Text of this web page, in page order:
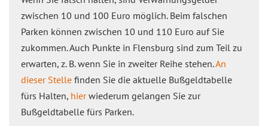
zwischen 10 und 100 Euro möglich. Beim falschen
Parken können zwischen 10 und 110 Euro auf Sie
zukommen. Auch Punkte in Flensburg sind zum Teil zu
erwarten, z. B. wenn Sie in zweiter Reihe stehen.An
dieser Stelle finden Sie die aktuelle Bußgeldtabelle
fürs Halten, hierwiederum gelangen Sie zur
Bußgeldtabelle fürs Parken.